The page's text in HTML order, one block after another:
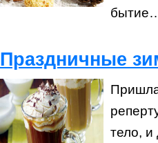
Праздничные
тело, и